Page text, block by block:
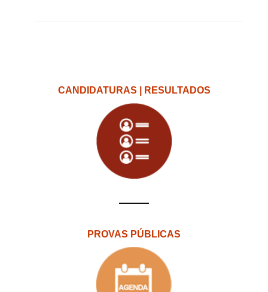
CANDIDATURAS | RESULTADOS
PROVAS PÚBLICAS